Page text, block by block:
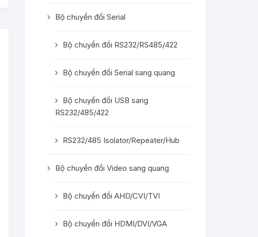
Bộ chuyển đổi Serial
Bộ chuyển đổi RS232/RS485/422
Bộ chuyển đổi Serial sang quang
Bộ chuyển đổi USB sang
RS232/485/422
RS232/485 Isolator/Repeater/Hub
Bộ chuyển đổi Video sang quang
Bộ chuyển đổi AHD/CVI/TVI
Bộ chuyển đổi HDMI/DVI/VGA